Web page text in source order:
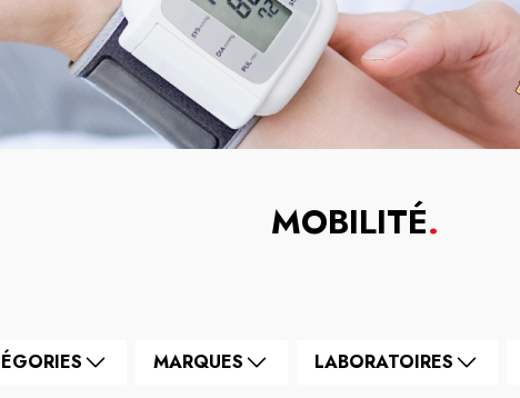
MOBILITÉ.
MARQUES LABORATOIRES